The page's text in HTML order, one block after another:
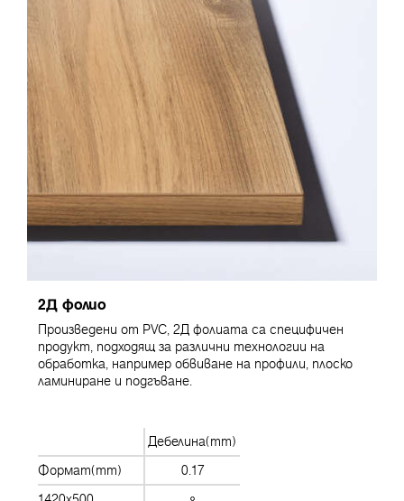
2Д фолио
Произведени от PVC, 2Д фолиата са специфичен
продукт, подходящ за различни технологии на
обработка, например обвиване на профили, плоско
ламиниране и подгъване.
Дебелина(mm)
Формат(mm)
0.17